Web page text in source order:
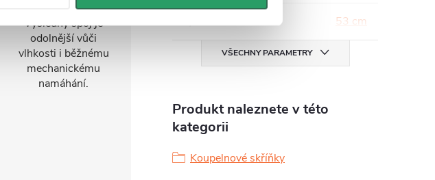
deskové materiály.
Výsledný spoj je
odolnější vůči
vlhkosti i běžnému
mechanickému
namáhání.
53 cm
VŠECHNY PARAMETRY
Produkt naleznete v této
kategorii
Koupelnové skříňky